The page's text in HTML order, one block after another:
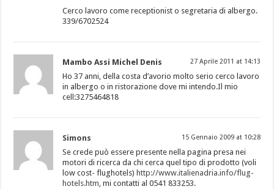
Cerco lavoro come receptionist o segretaria di albergo.
339/6702524
Mambo Assi Michel Denis 27 Aprile 2011 at 14:13
Ho 37 anni, della costa d’avorio molto serio cerco lavoro
in albergo o in ristorazione dove mi intendo.Il mio
cell:3275464818
Simons 15 Gennaio 2009 at 10:28
Se crede può essere presente nella pagina presa nei
motori di ricerca da chi cerca quel tipo di prodotto (voli
low cost- flughotels) http://www.italienadria.info/flug-
hotels.htm, mi contatti al 0541 833253.